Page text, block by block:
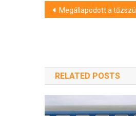
Bejegyzés
Megállapodott a tűzszünet végrehajtásáról Izrael és Libanon
RELATED POSTS